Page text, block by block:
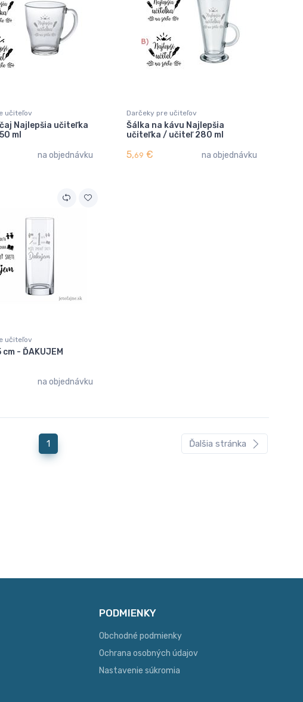
učiteľov
Najlepšia učiteľka
ml
na objednávku
Darčeky pre učiteľov
Šálka na kávu Najlepšia
učiteľka / učiteľ 280 ml
5,69 € na objednávku
učiteľov
cm - ĎAKUJEM
na objednávku
1 Ďalšia stránka
PODMIENKY
Obchodné podmienky
Ochrana osobných údajov
Nastavenie súkromia